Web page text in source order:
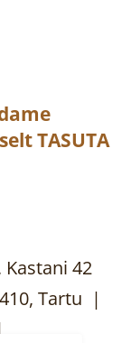
TASUTA
42
Tartu |